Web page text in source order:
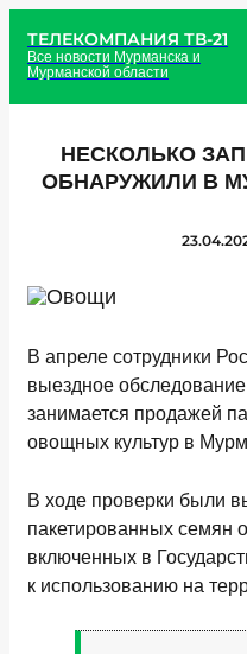
ТЕЛЕКОМПАНИЯ ТВ-21
Все новости Мурманска и
Мурманской области
НЕСКОЛЬКО
ОБНАРУЖИЛИ В
В апреле сотрудники
выездное
занимается продажей
овощных культур в
В ходе проверки были
пакетированных семян
включенных в
к использованию на